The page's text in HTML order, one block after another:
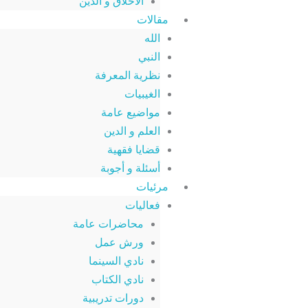
مقالات
الله
النبي
نظرية المعرفة
الغيبيات
مواضيع عامة
العلم و الدين
قضايا فقهية
أسئلة و أجوبة
مرئيات
فعاليات
محاضرات عامة
ورش عمل
نادي السينما
نادي الكتاب
دورات تدريبية